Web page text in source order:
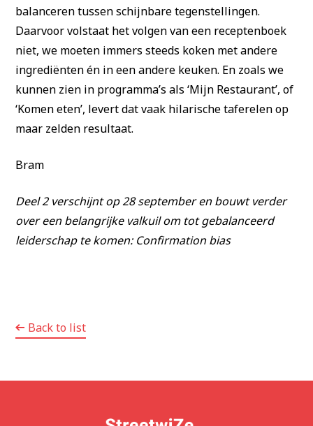
balanceren tussen schijnbare tegenstellingen.
Daarvoor volstaat het volgen van een receptenboek
niet, we moeten immers steeds koken met andere
ingrediënten én in een andere keuken. En zoals we
kunnen zien in programma’s als ‘Mijn Restaurant’, of
‘Komen eten’, levert dat vaak hilarische taferelen op
maar zelden resultaat.
Bram
Deel 2 verschijnt op 28 september en bouwt verder
over een belangrijke valkuil om tot gebalanceerd
leiderschap te komen: Confirmation bias
Back to list